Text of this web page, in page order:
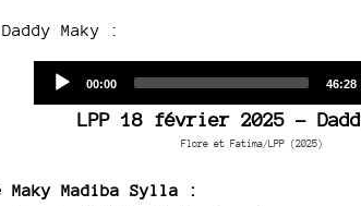
Maky :
Current
00:00
Total
46:28
LPP 18 février 2025 -
Flore et Fatima/LPP (2025)
Maky Madiba Sylla :